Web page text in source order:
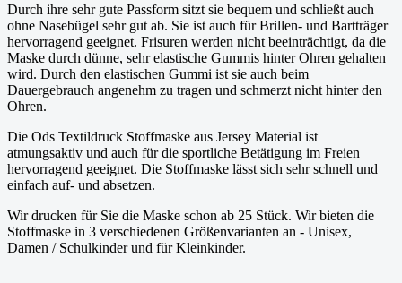
Durch ihre sehr gute Passform sitzt sie bequem und schließt auch
ohne Nasebügel sehr gut ab. Sie ist auch für Brillen- und Bartträger
hervorragend geeignet. Frisuren werden nicht beeinträchtigt, da die
Maske durch dünne, sehr elastische Gummis hinter Ohren gehalten
wird. Durch den elastischen Gummi ist sie auch beim
Dauergebrauch angenehm zu tragen und schmerzt nicht hinter den
Ohren.
Die Ods Textildruck Stoffmaske aus Jersey Material ist
atmungsaktiv und auch für die sportliche Betätigung im Freien
hervorragend geeignet. Die Stoffmaske lässt sich sehr schnell und
einfach auf- und absetzen.
Wir drucken für Sie die Maske schon ab 25 Stück. Wir bieten die
Stoffmaske in 3 verschiedenen Größenvarianten an - Unisex,
Damen / Schulkinder und für Kleinkinder.